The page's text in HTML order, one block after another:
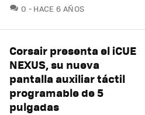
0 COMENTARIOS
HACE 6 AÑOS
Corsair presenta el iCUE
NEXUS, su nueva
pantalla auxiliar táctil
programable de 5
pulgadas